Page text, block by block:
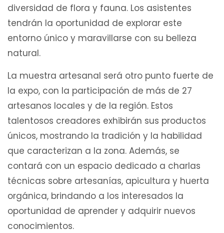
diversidad de flora y fauna. Los asistentes
tendrán la oportunidad de explorar este
entorno único y maravillarse con su belleza
natural.
La muestra artesanal será otro punto fuerte de
la expo, con la participación de más de 27
artesanos locales y de la región. Estos
talentosos creadores exhibirán sus productos
únicos, mostrando la tradición y la habilidad
que caracterizan a la zona. Además, se
contará con un espacio dedicado a charlas
técnicas sobre artesanías, apicultura y huerta
orgánica, brindando a los interesados la
oportunidad de aprender y adquirir nuevos
conocimientos.